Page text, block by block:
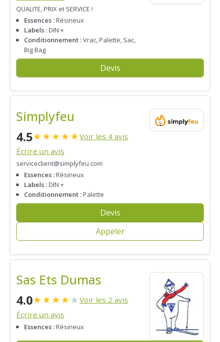
QUALITE, PRIX et SERVICE !
Essences :Résineux
Labels :DIN +
Conditionnement :Vrac, Palette, Sac,
Big Bag
Devis
Simplyfeu
4.5★★★★★Voir les 4 avis
Écrire un avis
serviceclient@simplyfeu.com
Essences :Résineux
Labels :DIN +
Conditionnement :Palette
Devis
Appeler
Sas Ets Dumas
4.0★★★★★ Voir les 2 avis
Écrire un avis
Essences :Résineux